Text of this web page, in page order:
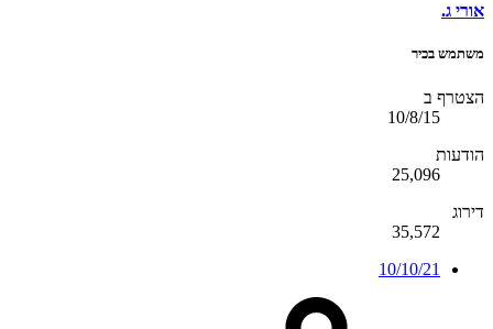
אורי ג.
משתמש בכיר
הצטרף ב
10/8/15
הודעות
25,096
דירוג
35,572
10/10/21